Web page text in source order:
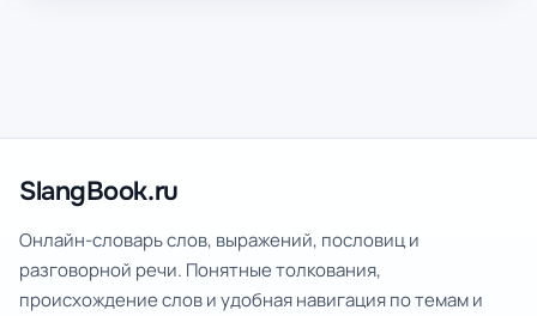
SlangBook.ru
Онлайн-словарь слов, выражений, пословиц и
разговорной речи. Понятные толкования,
происхождение слов и удобная навигация по темам и